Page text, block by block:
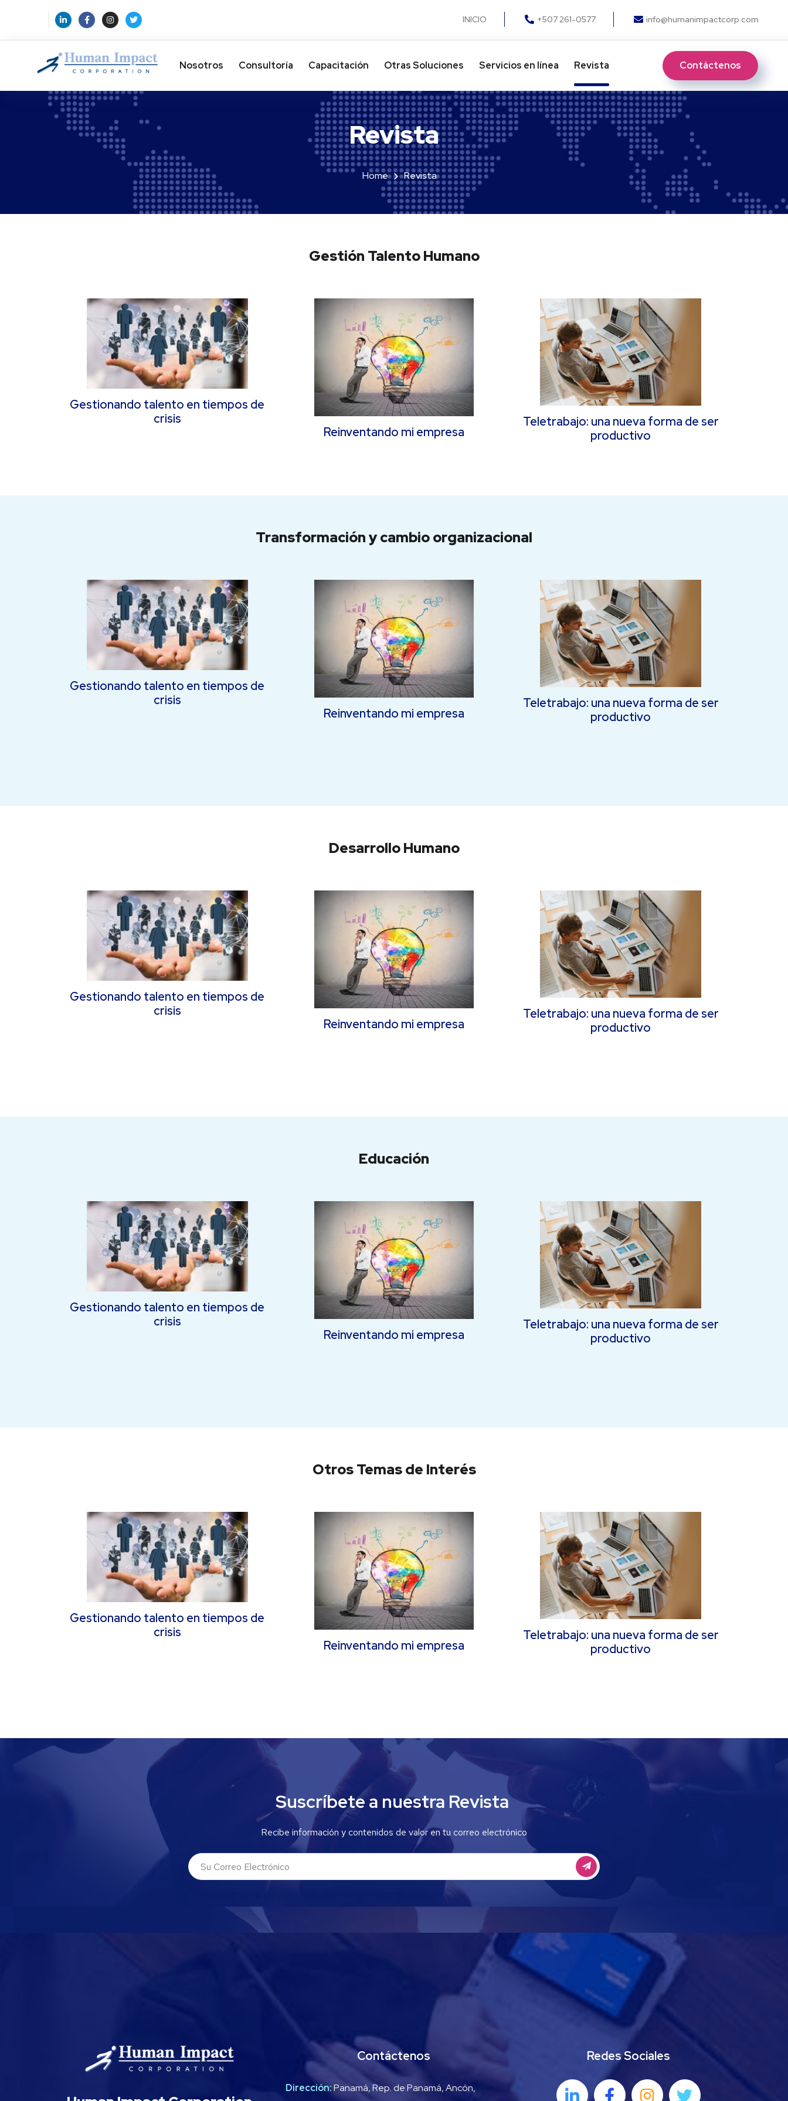
INICIO +507 261-0577 info@humanimpactcorp.com
Nosotros Consultoría Capacitación Otras Soluciones​ Servicios en línea Revista Contáctenos
Revista
Home Revista
Gestión Talento Humano
Gestionando talento en tiempos de
crisis
Reinventando mi empresa
Teletrabajo: una nueva forma de ser
productivo
Transformación y cambio organizacional
Gestionando talento en tiempos de
crisis
Reinventando mi empresa
Teletrabajo: una nueva forma de ser
productivo
Desarrollo Humano
Gestionando talento en tiempos de
crisis
Reinventando mi empresa
Teletrabajo: una nueva forma de ser
productivo
Educación
Gestionando talento en tiempos de
crisis
Reinventando mi empresa
Teletrabajo: una nueva forma de ser
productivo
Otros Temas de Interés
Gestionando talento en tiempos de
crisis
Reinventando mi empresa
Teletrabajo: una nueva forma de ser
productivo
Suscríbete a nuestra Revista
Recibe información y contenidos de valor en tu correo electrónico
Contáctenos
Dirección:Panamá, Rep. de Panamá, Ancón,
Redes Sociales